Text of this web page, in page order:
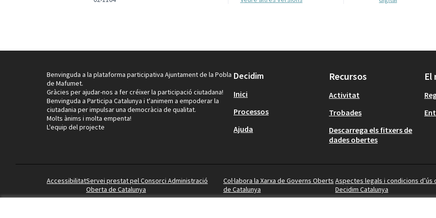
Benvinguda a la plataforma participativa Ajuntament de la Pobla
de Mafumet.
Gràcies per ajudar-nos a fer créixer la participació ciutadana!
Benvinguda a Participa Catalunya i t'animem a empoderar la
ciutadania per impulsar una democràcia de qualitat.
Molts ànims i molta empenta!
L'equip del projecte
Decidim
Inici
Processos
Ajuda
Recursos
Activitat
Trobades
Descarrega els fitxers de
dades obertes
El
AccessibilitatServei prestat pel Consorci Administració
Oberta de Catalunya
Col·labora la Xarxa de Governs Oberts
de Catalunya
Aspectes legals i condicions d’ús
Decidim Catalunya